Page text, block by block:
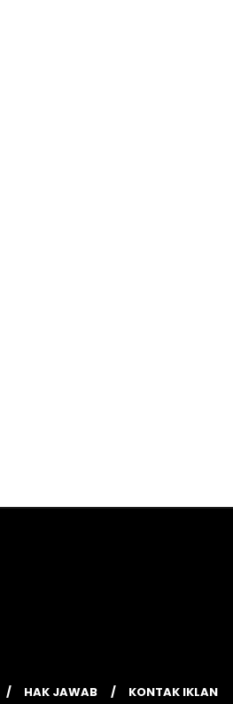
HAK JAWAB KONTAK IKLAN